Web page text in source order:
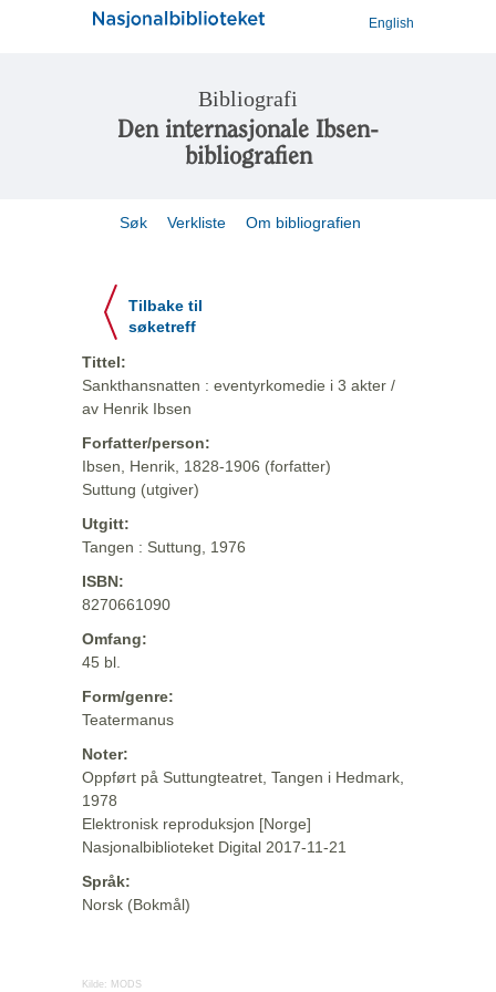
English
Bibliografi
Den internasjonale Ibsen-
bibliografien
Søk Verkliste Om bibliografien
Tilbake til
søketreff
Tittel:
Sankthansnatten : eventyrkomedie i 3 akter /
av Henrik Ibsen
Forfatter/person:
Ibsen, Henrik, 1828-1906 (forfatter)
Suttung (utgiver)
Utgitt:
Tangen : Suttung, 1976
ISBN:
8270661090
Omfang:
45 bl.
Form/genre:
Teatermanus
Noter:
Oppført på Suttungteatret, Tangen i Hedmark,
1978
Elektronisk reproduksjon [Norge]
Nasjonalbiblioteket Digital 2017-11-21
Språk:
Norsk (Bokmål)
Kilde: MODS